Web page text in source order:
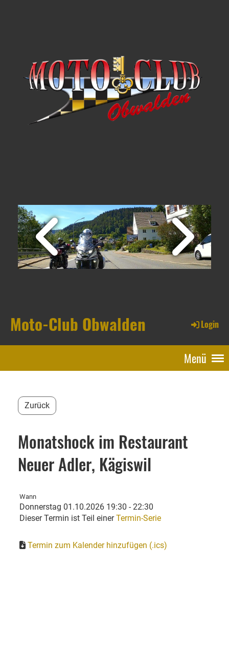
Moto-Club Obwalden Login
Menü
Zurück
Monatshock im Restaurant
Neuer Adler, Kägiswil
Wann
Donnerstag 01.10.2026 19:30 - 22:30
Dieser Termin ist Teil einerTermin-Serie
Termin zum Kalender hinzufügen (.ics)